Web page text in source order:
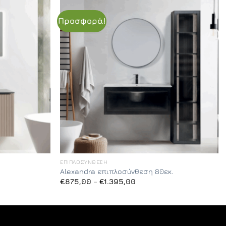
Προσφορά!
ΕΠΙΠΛΟΣΎΝΘΕΣΗ
Alexandra επιπλοσύνθεση 80εκ.
€875,00 – €1.395,00